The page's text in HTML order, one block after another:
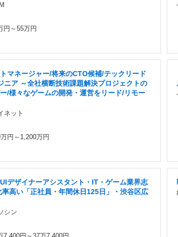
円～55万円
マネージャー/将来のCTO候補/テックリード
ニア ～全社横断技術課題解決プロジェクトの
/様々なゲームの開発・運営をリード/リモー
ネット
円～1,200万円
デザイナーアシスタント・IT・ゲーム業界志
高い「正社員・年間休日125日」・渋谷区広
シン